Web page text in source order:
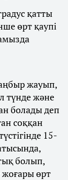
қатты
өрт қаупі
жауып,
түнде және
болады деп
соққан
15-
болып,
жоғары өрт